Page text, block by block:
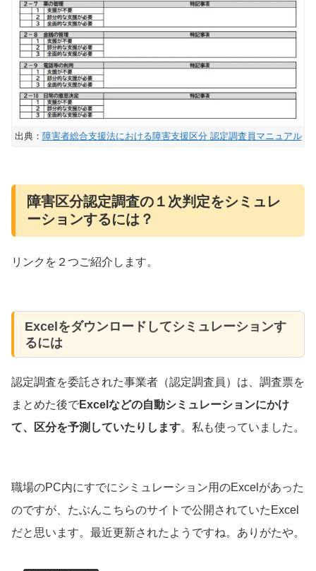
出典： 障害者総合支援法における障害支援区分 認定調査員マニュアル
障害区分認定調査の１次判定をシミュレ
ーションするには？
リンクを２つご紹介します。
Excelをダウンロードしてシミュレーションす
るには
認定調査を委託された事業者（認定調査員）は、調査票を
まとめた後でExcelなどの自動シミュレーションにかけ
て、区分を予測していたりします。私も使っていました。
職場のPC内にすでにシミュレーション用のExcelがあった
のですが、たぶんこちらのサイトで公開されていたExcel
だと思います。最近更新されたようですね。ありがたや。